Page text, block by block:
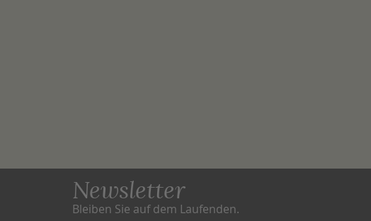
Newsletter
Bleiben Sie auf dem Laufenden.